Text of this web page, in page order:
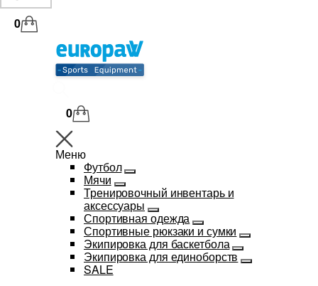
0
0
Меню
Футбол
Мячи
Тренировочный инвентарь и
аксессуары
Спортивная одежда
Спортивные рюкзаки и сумки
Экипировка для баскетбола
Экипировка для единоборств
SALE